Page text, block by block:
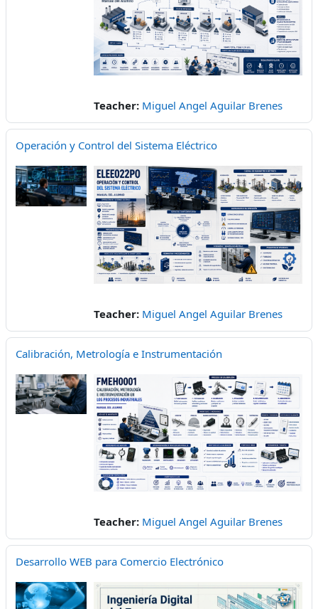
Teacher: Miguel Angel Aguilar Brenes
Operación y Control del Sistema Eléctrico
Teacher: Miguel Angel Aguilar Brenes
Calibración, Metrología e Instrumentación
Teacher: Miguel Angel Aguilar Brenes
Desarrollo WEB para Comercio Electrónico